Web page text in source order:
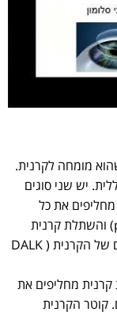
מומחה לקרנית.
יש שני סוגים
את כל
שכבות הקרנית ( penetrating keratoplasty) והשתלת קרנית
שכבתית, בה מחליפים רק את החלקים הפגועים של הקרנית ( DALK
מ"מ. בהשתלת קרנית מחליפים את
קוטר הקרנית